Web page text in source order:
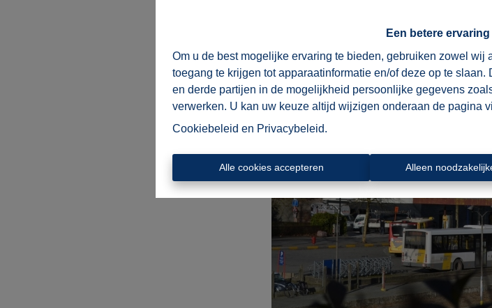
Een betere
Om u de best mogelijke ervaring te bieden, gebruiken zowel
toegang te krijgen tot apparaatinformatie en/of deze op te
en derde partijen in de mogelijkheid persoonlijke gegevens
verwerken. U kan uw keuze altijd wijzigen onderaan de pagina
Cookiebeleid en Privacybeleid.
Alle cookies accepteren Alleen